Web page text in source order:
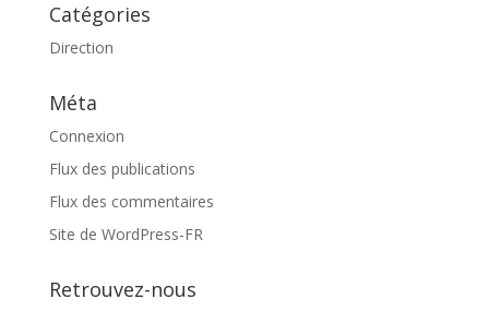
Catégories
Direction
Méta
Connexion
Flux des publications
Flux des commentaires
Site de WordPress-FR
Retrouvez-nous